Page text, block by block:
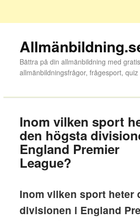
Bättra på din allmänbildning med gratis
allmänbildningsfrågor, frågesport,
Inom vilken sport
den högsta
England Premier
League?
Inom vilken sport heter
divisionen i England